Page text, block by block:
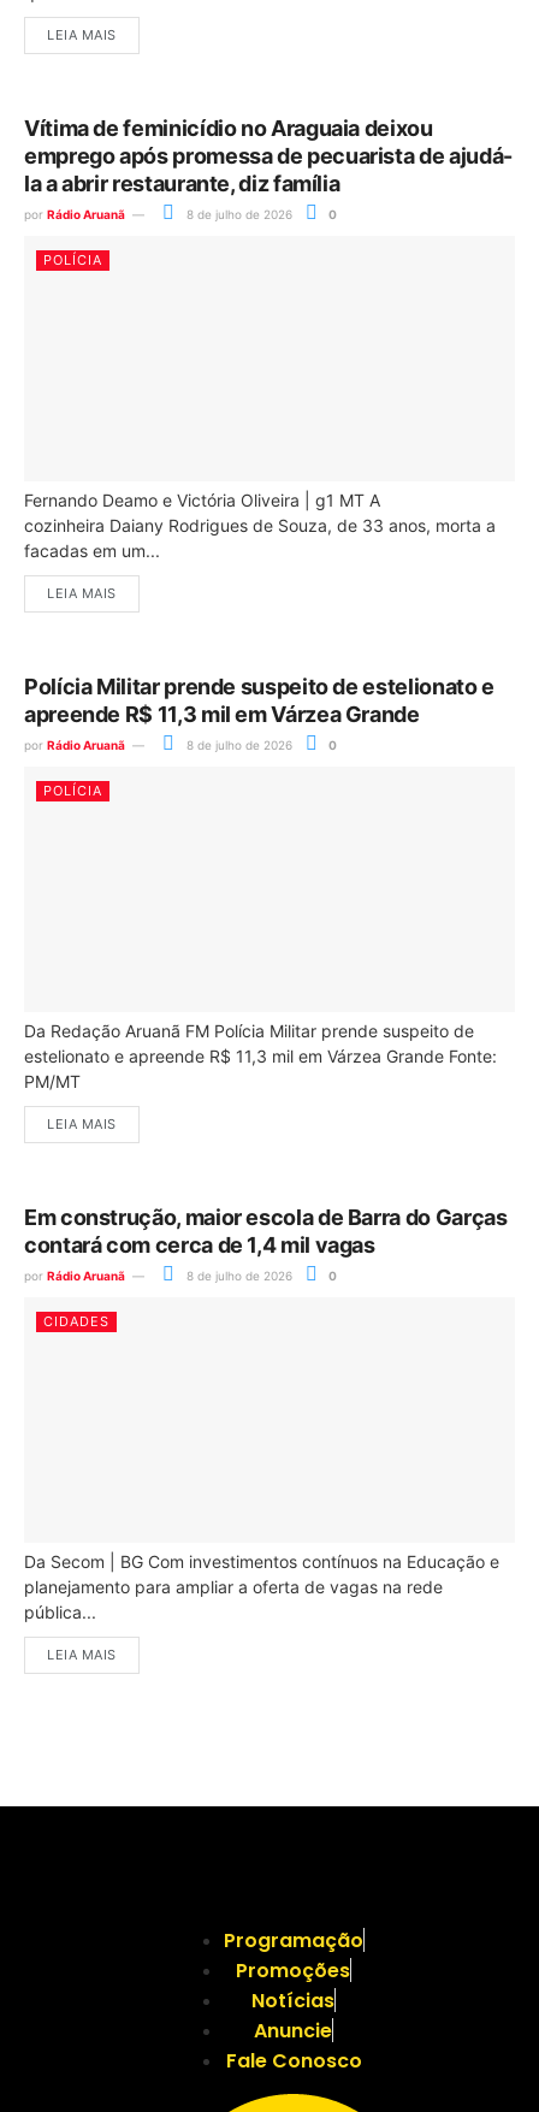
LEIA MAIS
Vítima de feminicídio no Araguaia deixou
emprego após promessa de pecuarista de ajudá-
la a abrir restaurante, diz família
por Rádio Aruanã 8 de julho de 2026 0
POLÍCIA
Fernando Deamo e Victória Oliveira | g1 MT A
cozinheira Daiany Rodrigues de Souza, de 33 anos, morta a
facadas em um...
LEIA MAIS
Polícia Militar prende suspeito de estelionato e
apreende R$ 11,3 mil em Várzea Grande
por Rádio Aruanã 8 de julho de 2026 0
POLÍCIA
Da Redação Aruanã FM Polícia Militar prende suspeito de
estelionato e apreende R$ 11,3 mil em Várzea Grande Fonte:
PM/MT
LEIA MAIS
Em construção, maior escola de Barra do Garças
contará com cerca de 1,4 mil vagas
por Rádio Aruanã 8 de julho de 2026 0
CIDADES
Da Secom | BG Com investimentos contínuos na Educação e
planejamento para ampliar a oferta de vagas na rede
pública...
LEIA MAIS
Programação
Promoções
Notícias
Anuncie
Fale Conosco